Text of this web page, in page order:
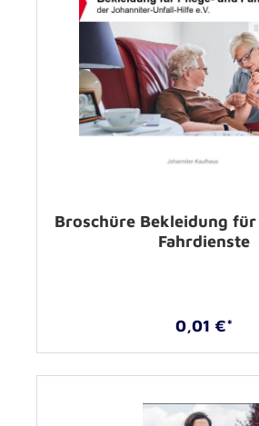
Broschüre Bekleidung
Fahrdienste
0,01 €*